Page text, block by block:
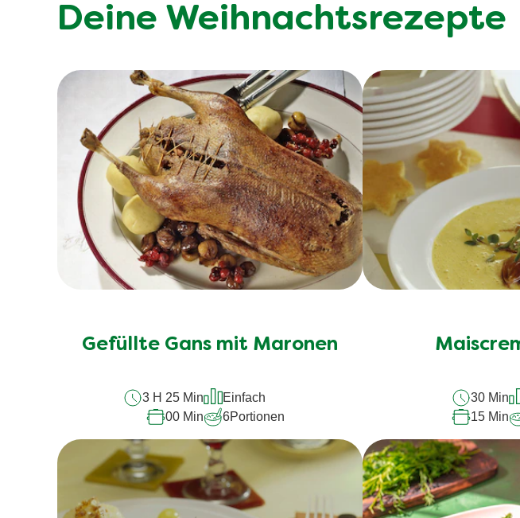
Deine Weihnachtsrezepte
Gefüllte Gans mit Maronen
3 H 25 Min
Einfach
00 Min
6Portionen
30 Min
15 Min